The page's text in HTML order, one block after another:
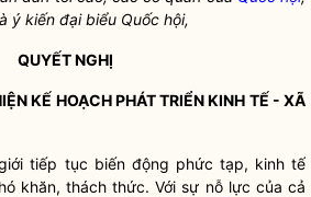
ý kiến đại biểu Quốc hội,
QUYẾT NGHỊ
KẾ HOẠCH PHÁT TRIỂN KINH TẾ - XÃ
tiếp tục biến động phức tạp, kinh tế
khăn, thách thức. Với sự nỗ lực của cả